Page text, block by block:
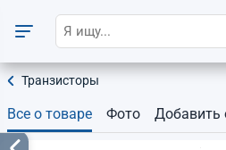
Транзисторы
Все о товаре Фото Добавить